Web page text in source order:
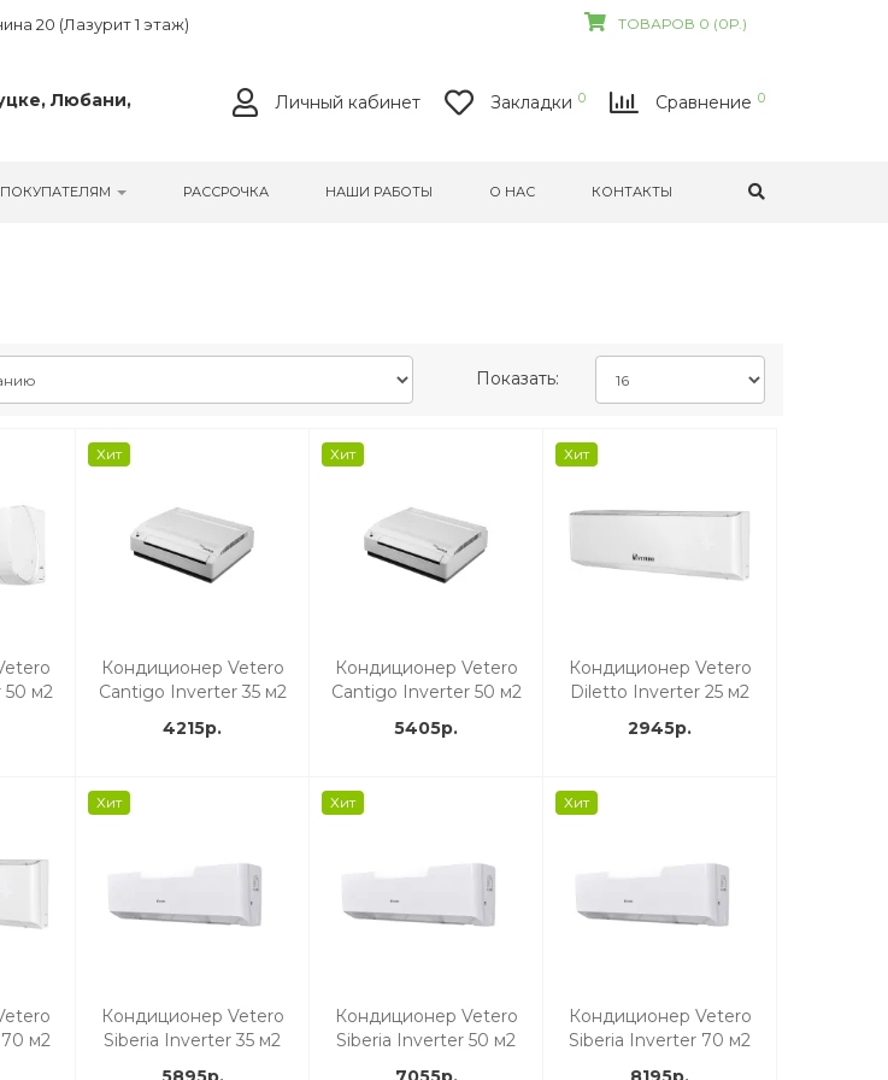
20 (Лазурит 1 этаж) ТОВАРОВ 0 (0Р.)
Любани,
Личный кабинет Закладки 0 Сравнение 0
ПОКУПАТЕЛЯМ РАССРОЧКА НАШИ РАБОТЫ О НАС КОНТАКТЫ
Показать:
м2
Хит
Кондиционер Vetero
Cantigo Inverter 35 м2
4215р.
Хит
Кондиционер Vetero
Cantigo Inverter 50 м2
5405р.
Хит
Кондиционер Vetero
Diletto Inverter 25 м2
2945р.
м2
Хит
Кондиционер Vetero
Siberia Inverter 35 м2
Хит
Кондиционер Vetero
Siberia Inverter 50 м2
Хит
Кондиционер Vetero
Siberia Inverter 70 м2